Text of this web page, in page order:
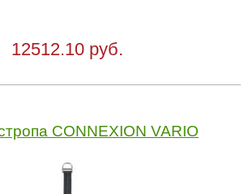
12512.10 руб.
CONNEXION VARIO